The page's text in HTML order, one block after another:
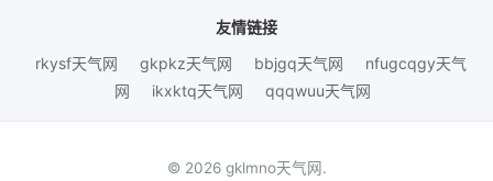
友情链接
rkysf天气网
gkpkz天气网 bbjgq天气网
nfugcqgy天气
网
ikxktq天气网 qqqwuu天气网
© 2026 gklmno天气网.